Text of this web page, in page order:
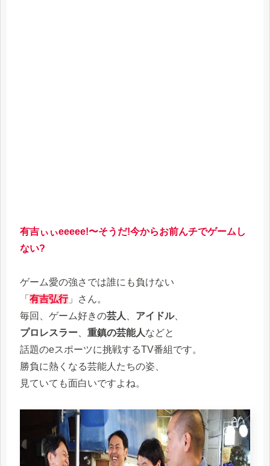
有吉ぃぃeeeee!〜そうだ!今からお前んチでゲームし
ない?
ゲーム愛の強さでは誰にも負けない
「 有吉弘行」さん。
毎回、ゲーム好きの芸人、 アイドル、
プロレスラー、 重鎮の芸能人などと
話題のeスポーツに挑戦するTV番組です。
勝負に熱くなる芸能人たちの姿、
見ていても面白いですよね。